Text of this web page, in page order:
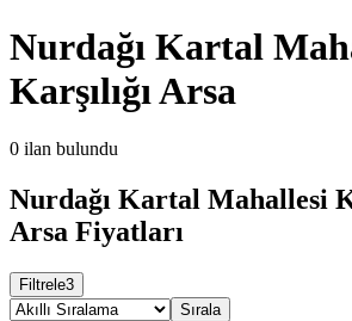
Nurdağı Kartal
Karşılığı Arsa
0 ilan bulundu
Nurdağı Kartal Mahallesi
Arsa Fiyatları
Filtrele3
Sırala